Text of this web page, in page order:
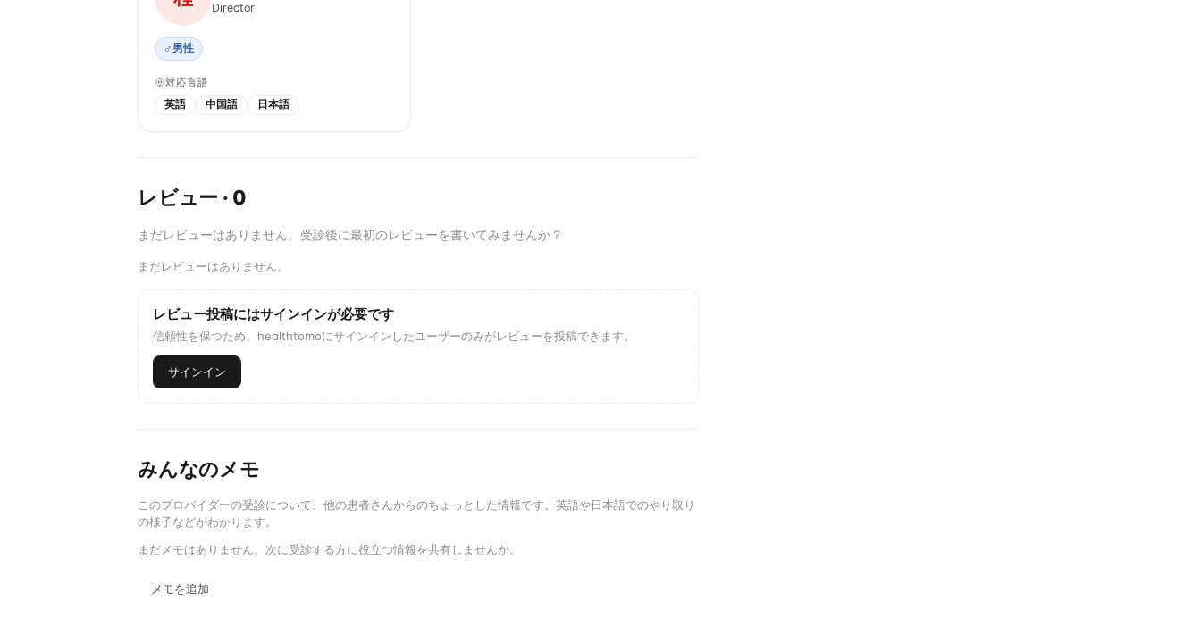
Director
♂ 男性
対応言語
英語 中国語 日本語
レビュー · 0
まだレビューはありません。受診後に最初のレビューを書いてみませんか？
まだレビューはありません。
レビュー投稿にはサインインが必要です
信頼性を保つため、healthtomoにサインインしたユーザーのみがレビューを投稿できます。
サインイン
みんなのメモ
このプロバイダーの受診について、他の患者さんからのちょっとした情報です。英語や日本語でのやり取り
の様子などがわかります。
まだメモはありません。次に受診する方に役立つ情報を共有しませんか。
メモを追加